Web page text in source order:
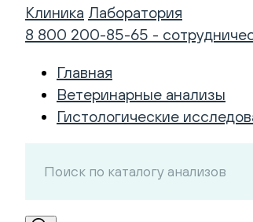
Клиника Лаборатория
8 800 200-85-65 -
Главная
Ветеринарные анализы
Гистологические